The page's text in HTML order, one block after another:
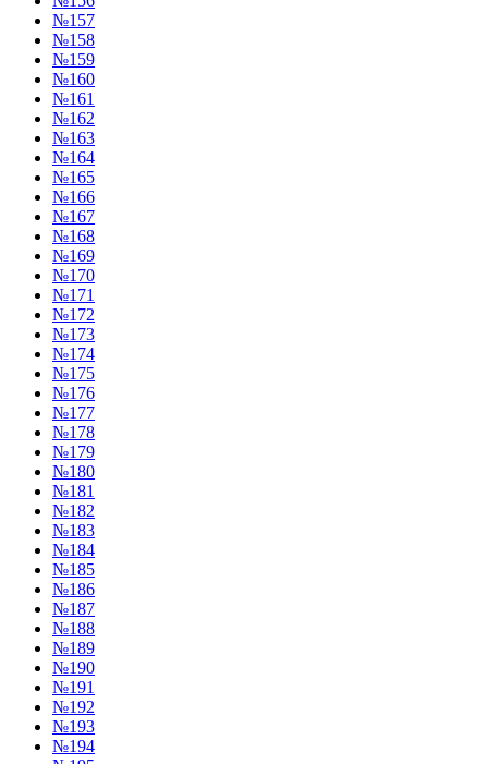
№157
№158
№159
№160
№161
№162
№163
№164
№165
№166
№167
№168
№169
№170
№171
№172
№173
№174
№175
№176
№177
№178
№179
№180
№181
№182
№183
№184
№185
№186
№187
№188
№189
№190
№191
№192
№193
№194